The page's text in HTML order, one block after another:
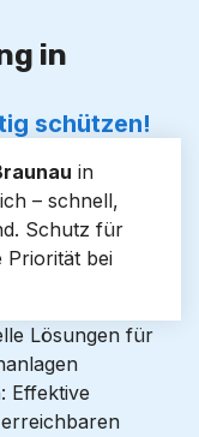
in
schützen!
in
– schnell,
Schutz für
Priorität bei
Lösungen für
Effektive